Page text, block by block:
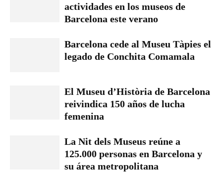
actividades en los museos de
Barcelona este verano
Barcelona cede al Museu Tàpies el
legado de Conchita Comamala
El Museu d’Història de Barcelona
reivindica 150 años de lucha
femenina
La Nit dels Museus reúne a
125.000 personas en Barcelona y
su área metropolitana